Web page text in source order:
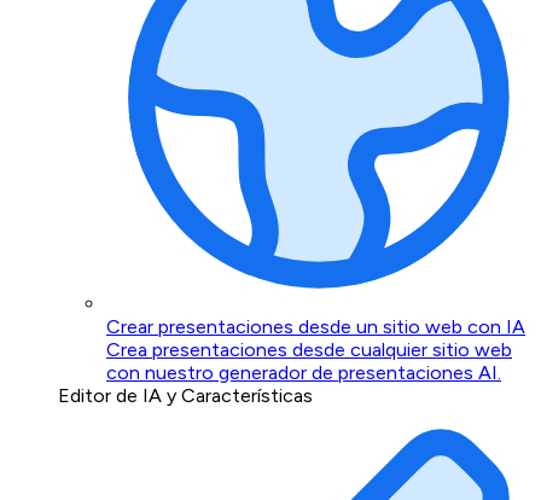
Crear presentaciones desde un sitio web con IA
Crea presentaciones desde cualquier sitio web
con nuestro generador de presentaciones AI.
Editor de IA y Características